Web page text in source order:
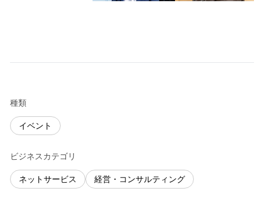
種類
イベント
ビジネスカテゴリ
ネットサービス 経営・コンサルティング